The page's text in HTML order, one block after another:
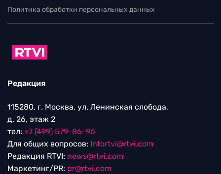
Политика обработки персональных данных
Редакция
115280, г. Москва, ул. Ленинская слобода,
д. 26, этаж 2
тел: +7 (499) 579-86-96
Для общих вопросов: Infortvi@rtvi.com
Редакция RTVI: news@rtvi.com
Маркетинг/PR: pr@rtvi.com